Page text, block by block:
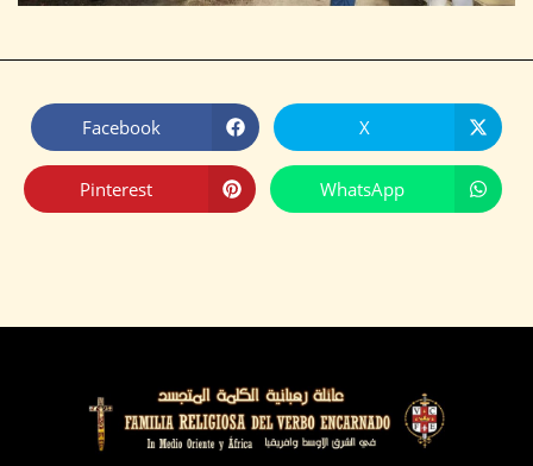
X
Facebook
WhatsApp
Pinterest